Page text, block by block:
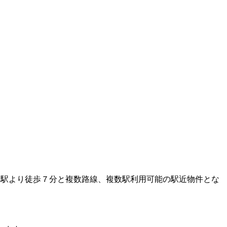
より徒歩７分と複数路線、複数駅利用可能の駅近物件とな